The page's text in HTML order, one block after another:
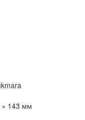
× 143 мм